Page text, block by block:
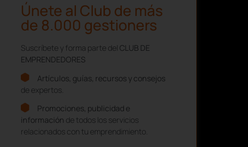
Únete al Club de más
de 8.000 gestioners
Suscríbete y forma parte del CLUB DE
EMPRENDEDORES
Artículos, guías, recursos y consejos
de expertos.
Promociones, publicidad e
información de todos los servicios
relacionados con tu emprendimiento.